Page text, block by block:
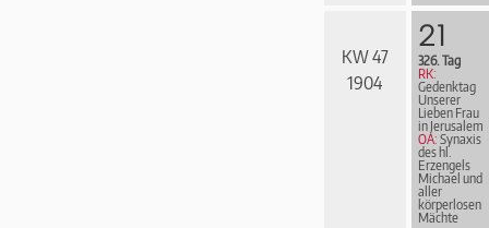
KW 47
1904
21
326. Tag
RK:
Gedenktag
Unserer
Lieben Frau
in Jerusalem
OA: Synaxis
des hl.
Erzengels
Michael und
aller
körperlosen
Mächte